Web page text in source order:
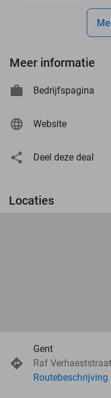
Meer informatie
Bedrijfspagina
Website
Deel deze deal
Locaties
Gent
Raf
Routebeschrijving